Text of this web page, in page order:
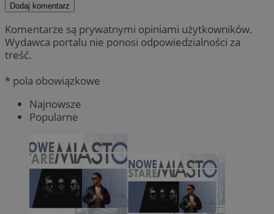
Dodaj komentarz
Komentarze są prywatnymi opiniami użytkowników.
Wydawca portalu nie ponosi odpowiedzialności za
treść.
* pola obowiązkowe
Najnowsze
Popularne